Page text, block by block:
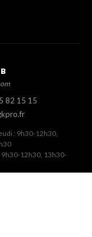
82 15 15
: 9h30-12h30,
9h30-12h30, 13h30-